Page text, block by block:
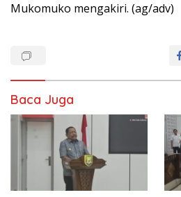
Mukomuko mengakiri. (ag/adv)
Baca Juga